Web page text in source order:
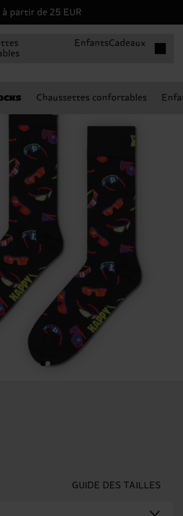
partir de 25 EUR
EnfantsCadeaux
Chaussettes confortables
GUIDE DES TAILLES